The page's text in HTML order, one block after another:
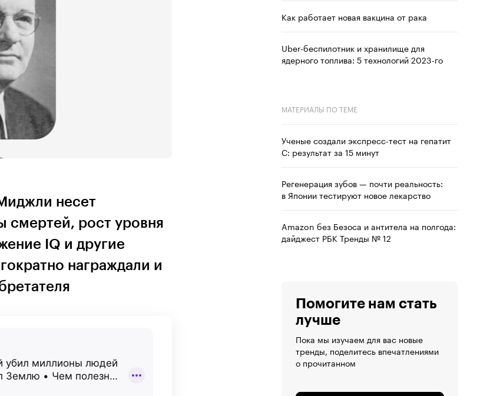
несет
смертей, рост уровня
IQ и другие
награждали и
Как работает новая вакцина от рака
Uber-беспилотник и хранилище для
ядерного топлива: 5 технологий 2023-го
МАТЕРИАЛЫ ПО ТЕМЕ
Ученые создали экспресс-тест на гепатит
С: результат за 15 минут
Регенерация зубов — почти реальность:
в Японии тестируют новое лекарство
Amazon без Безоса и антитела на полгода:
дайджест РБК Тренды № 12
Помогите нам стать
лучше
Пока мы изучаем для вас новые
тренды, поделитесь впечатлениями
о прочитанном